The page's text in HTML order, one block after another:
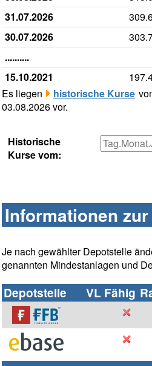
31.07.2026
30.07.2026
..........
15.10.2021
Es liegen
historische Kurse
03.08.2026 vor.
Historische
Kurse vom:
Informationen
Je nach gewählter Depotstelle
genannten Mindestanlagen und
Depotstelle VL Fähig